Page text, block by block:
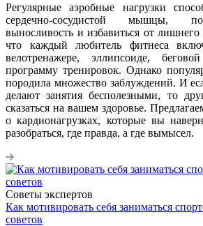
Регулярные аэробные нагрузки
сердечно-сосудистой мышцы,
выносливость и избавиться от лишнего
что каждый любитель фитнеса
велотренажере, эллипсоиде,
программу тренировок. Однако
породила множество заблуждений. И
делают занятия бесполезными, то
сказаться на вашем здоровье.
о кардионагрузках, которые вы
разобраться, где правда, а где вымысел.
Советы экспертов
Как мотивировать себя заниматься
советов